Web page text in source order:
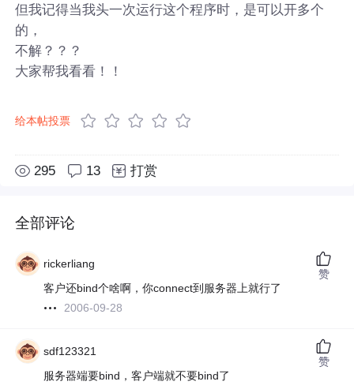
但我记得当我头一次运行这个程序时，是可以开多个
的，
不解？？？
大家帮我看看！！
给本帖投票
295 13 打赏
全部评论
rickerliang
客户还bind个啥啊，你connect到服务器上就行了
2006-09-28
赞
sdf123321
服务器端要bind，客户端就不要bind了
赞